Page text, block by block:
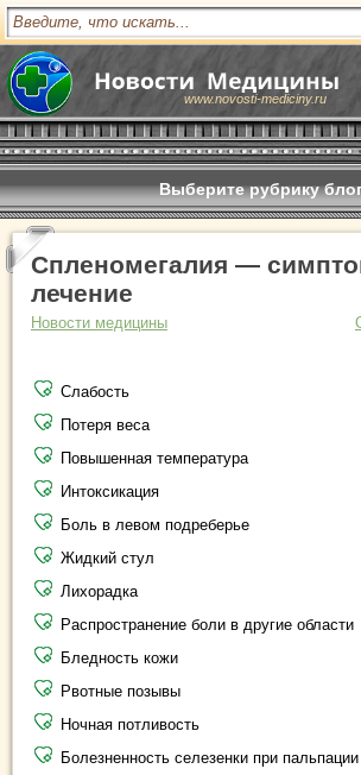
www.novosti-mediciny.ru
Выберите рубрику
Спленомегалия —
лечение
Новости медицины
Слабость
Потеря веса
Повышенная температура
Интоксикация
Боль в левом подреберье
Жидкий стул
Лихорадка
Распространение боли в другие области
Бледность кожи
Рвотные позывы
Ночная потливость
Болезненность селезенки при пальпации